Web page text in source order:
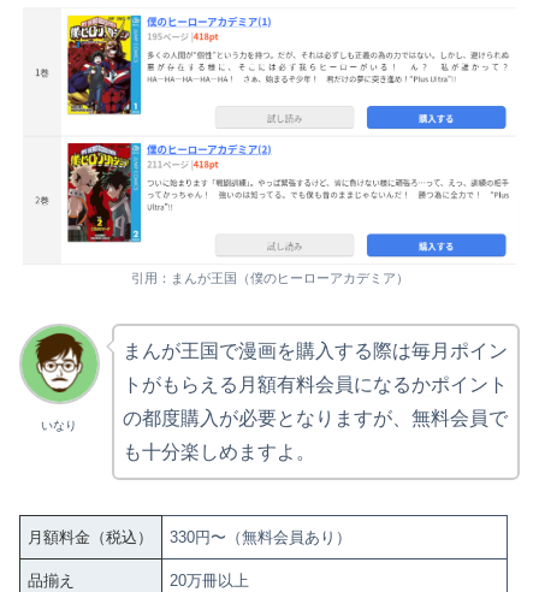
引用：まんが王国（僕のヒーローアカデミア）
いなり
まんが王国で漫画を購入する際は毎月ポイン
トがもらえる月額有料会員になるかポイント
の都度購入が必要となりますが、無料会員で
も十分楽しめますよ。
月額料金（税込） 330円〜（無料会員あり）
品揃え 20万冊以上